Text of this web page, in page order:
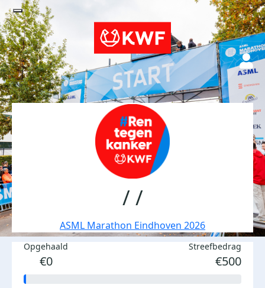
/ /
ASML Marathon Eindhoven 2026
Opgehaald
€0
Streefbedrag
€500